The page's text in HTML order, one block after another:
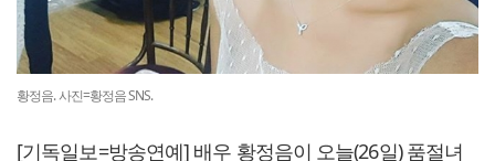
황정음. 사진=황정음 SNS.
[기독일보=방송연예] 배우 황정음이 오늘(26일) 품절녀